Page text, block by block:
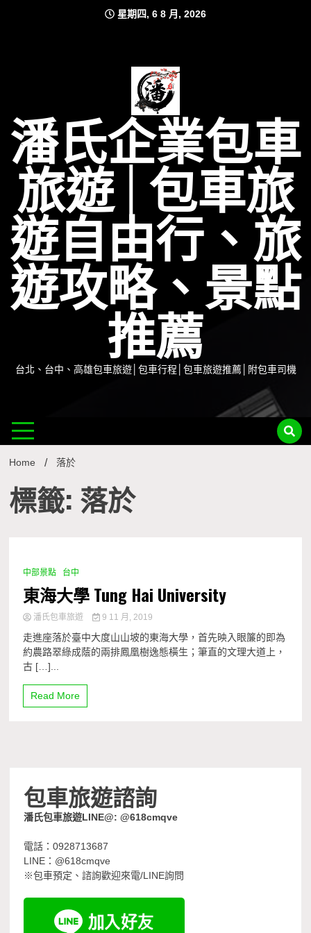
星期四, 6 8 月, 2026
潘氏企業包車
旅遊│包車旅
遊自由行、旅
遊攻略、景點
推薦
台北、台中、高雄包車旅遊│包車行程│包車旅遊推薦│附包車司機
Home 落於
標籤: 落於
0 Minutes
中部景點 台中
東海大學 Tung Hai University
潘氏包車旅遊 9 11 月, 2019
走進座落於臺中大度山山坡的東海大學，首先映入眼簾的即為
約農路翠綠成蔭的兩排鳳凰樹逸態橫生；筆直的文理大道上，
古 […]...
Read More
包車旅遊諮詢
潘氏包車旅遊LINE@: @618cmqve
電話：0928713687
LINE：@618cmqve
※包車預定、諮詢歡迎來電/LINE詢問